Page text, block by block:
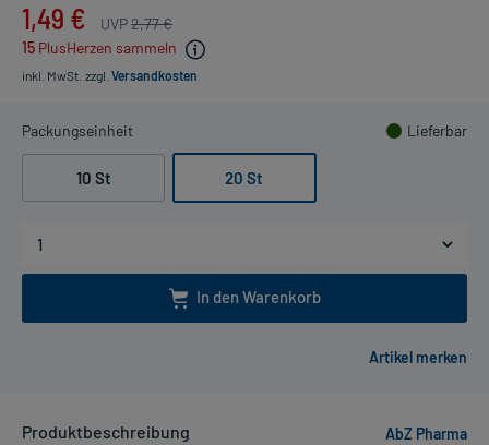
1,49 € UVP2,77 €
15 PlusHerzen sammeln
inkl. MwSt. zzgl. Versandkosten
Packungseinheit Lieferbar
10 St 20 St
In den Warenkorb
Produktbeschreibung
AbZ Pharma